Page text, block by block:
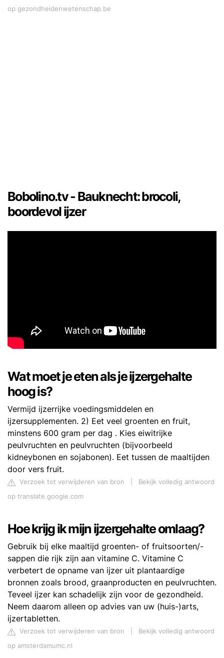
op gezondheidenwetenschap.be
Bobolino.tv - Bauknecht: brocoli,
boordevol ijzer
Wat moet je eten als je ijzergehalte
hoog is?
Vermijd ijzerrijke voedingsmiddelen en
ijzersupplementen. 2) Eet veel groenten en fruit,
minstens 600 gram per dag . Kies eiwitrijke
peulvruchten en peulvruchten (bijvoorbeeld
kidneybonen en sojabonen). Eet tussen de maaltijden
door vers fruit.
Verzoek tot verwijderen van bron
Bekijk volledig antwoord
op translate.google.com
Hoe krijg ik mijn ijzergehalte omlaag?
Gebruik bij elke maaltijd groenten- of fruitsoorten/-
sappen die rijk zijn aan vitamine C. Vitamine C
verbetert de opname van ijzer uit plantaardige
bronnen zoals brood, graanproducten en peulvruchten.
Teveel ijzer kan schadelijk zijn voor de gezondheid.
Neem daarom alleen op advies van uw (huis-)arts,
ijzertabletten.
Verzoek tot verwijderen van bron
Bekijk volledig antwoord
op amsterdamumc.nl